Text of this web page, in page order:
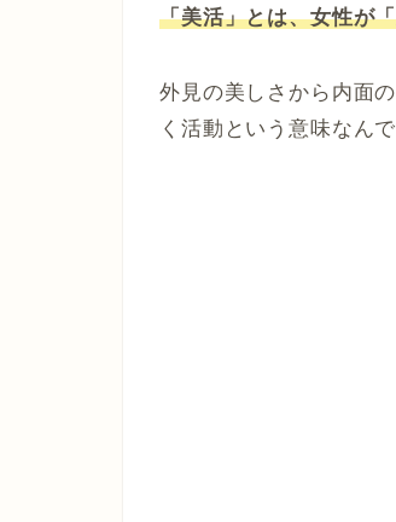
「美活」とは、女性が
外見の美しさから内面
く活動という意味なんで